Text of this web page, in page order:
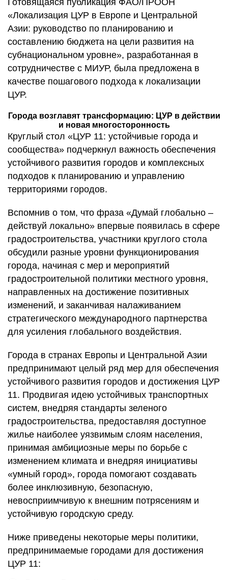
Готовящаяся публикация ФАО/ПРООН
«Локализация ЦУР в Европе и Центральной
Азии: руководство по планированию и
составлению бюджета на цели развития на
субнациональном уровне», разработанная в
сотрудничестве с МИУР, была предложена в
качестве пошагового подхода к локализации
ЦУР.
Города возглавят трансформацию: ЦУР в действии
и новая многосторонность
Круглый стол «ЦУР 11: устойчивые города и
сообщества» подчеркнул важность обеспечения
устойчивого развития городов и комплексных
подходов к планированию и управлению
территориями городов.
Вспомнив о том, что фраза «Думай глобально –
действуй локально» впервые появилась в сфере
градостроительства, участники круглого стола
обсудили разные уровни функционирования
города, начиная с мер и мероприятий
градостроительной политики местного уровня,
направленных на достижение позитивных
изменений, и заканчивая налаживанием
стратегического международного партнерства
для усиления глобального воздействия.
Города в странах Европы и Центральной Азии
предпринимают целый ряд мер для обеспечения
устойчивого развития городов и достижения ЦУР
11. Продвигая идею устойчивых транспортных
систем, внедряя стандарты зеленого
градостроительства, предоставляя доступное
жилье наиболее уязвимым слоям населения,
принимая амбициозные меры по борьбе с
изменением климата и внедряя инициативы
«умный город», города помогают создавать
более инклюзивную, безопасную,
невосприимчивую к внешним потрясениям и
устойчивую городскую среду.
Ниже приведены некоторые меры политики,
предпринимаемые городами для достижения
ЦУР 11: